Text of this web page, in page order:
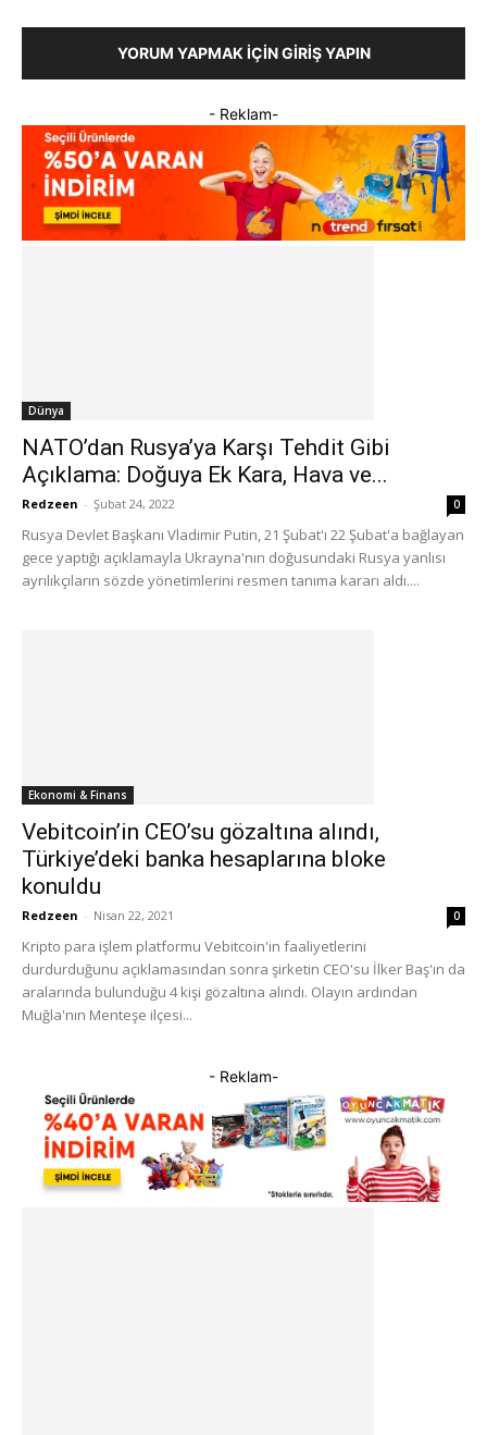
YORUM YAPMAK İÇIN GIRIŞ YAPIN
- Reklam-
Dünya
NATO’dan Rusya’ya Karşı Tehdit Gibi
Açıklama: Doğuya Ek Kara, Hava ve...
Redzeen - Şubat 24, 2022 0
Rusya Devlet Başkanı Vladimir Putin, 21 Şubat'ı 22 Şubat'a bağlayan
gece yaptığı açıklamayla Ukrayna'nın doğusundaki Rusya yanlısı
ayrılıkçıların sözde yönetimlerini resmen tanıma kararı aldı....
Ekonomi & Finans
Vebitcoin’in CEO’su gözaltına alındı,
Türkiye’deki banka hesaplarına bloke
konuldu
Redzeen - Nisan 22, 2021 0
Kripto para işlem platformu Vebitcoin'in faaliyetlerini
durdurduğunu açıklamasından sonra şirketin CEO'su İlker Baş'ın da
aralarında bulunduğu 4 kişi gözaltına alındı. Olayın ardından
Muğla'nın Menteşe ilçesi...
- Reklam-